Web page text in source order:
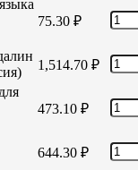
75.30 ₽
1,514.70 ₽
473.10 ₽
644.30 ₽